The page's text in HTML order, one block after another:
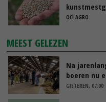
OCI AGRO
MEEST GELEZEN
Na
boeren nu
GISTEREN, 07:00